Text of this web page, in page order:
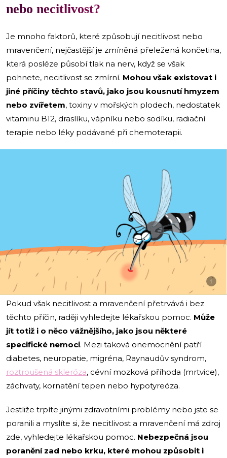
nebo necitlivost?
Je mnoho faktorů, které způsobují necitlivost nebo
mravenčení, nejčastější je zmíněná přeležená končetina,
která posléze působí tlak na nerv, když se však
pohnete, necitlivost se zmírní. Mohou však existovat i
jiné příčiny těchto stavů, jako jsou kousnutí hmyzem
nebo zvířetem, toxiny v mořských plodech, nedostatek
vitaminu B12, draslíku, vápníku nebo sodíku, radiační
terapie nebo léky podávané při chemoterapii.
i
Pokud však necitlivost a mravenčení přetrvává i bez
těchto příčin, raději vyhledejte lékařskou pomoc. Může
jít totiž i o něco vážnějšího, jako jsou některé
specifické nemoci. Mezi taková onemocnění patří
diabetes, neuropatie, migréna, Raynaudův syndrom,
roztroušená skleróza, cévní mozková příhoda (mrtvice),
záchvaty, kornatění tepen nebo hypotyreóza.
Jestliže trpíte jinými zdravotními problémy nebo jste se
poranili a myslíte si, že necitlivost a mravenčení má zdroj
zde, vyhledejte lékařskou pomoc. Nebezpečná jsou
poranění zad nebo krku, které mohou způsobit i